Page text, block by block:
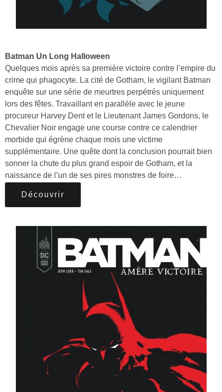
Batman Un Long Halloween
Quelques mois après sa première victoire contre l’empire du
crime qui phagocyte. La cité de Gotham, le vigilant Batman
enquête sur une série de meurtres perpétrés uniquement
lors des fêtes. Travaillant en parallèle avec le jeune
procureur Harvey Dent et le Lieutenant James Gordons, le
Chevalier Noir engage une course contre ce calendrier
morbide qui égrène chaque mois une victime
supplémentaire. Une quête dont la conclusion pourrait bien
sonner la chute du plus grand espoir de Gotham, et la
naissance de l’un de ses pires monstres de foire…
Découvrir